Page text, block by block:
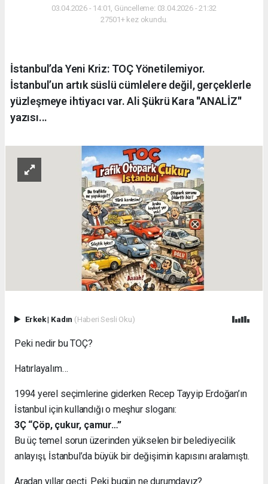
03.04.2026 - 14:01, Güncelleme: 03.04.2026 - 21:32
27501+ kez okundu.
İstanbul’da Yeni Kriz: TOÇ Yönetilemiyor.
İstanbul’un artık süslü cümlelere değil, gerçeklerle
yüzleşmeye ihtiyacı var. Ali Şükrü Kara ''ANALİZ''
yazısı...
Erkek| Kadın (Haberi Sesli Oku)
Peki nedir bu TOÇ?
Hatırlayalım…
1994 yerel seçimlerine giderken Recep Tayyip Erdoğan’ın
İstanbul için kullandığı o meşhur sloganı:
3Ç “Çöp, çukur, çamur…”
Bu üç temel sorun üzerinden yükselen bir belediyecilik
anlayışı, İstanbul’da büyük bir değişimin kapısını aralamıştı.
Aradan yıllar geçti. Peki bugün ne durumdayız?